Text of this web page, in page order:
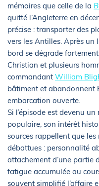
mémoires que celle de la
quitté l’Angleterre en
précise : transporter des
vers les Antilles. Après un
bord se dégrade
Christian et plusieurs
commandant William
bâtiment et abandonnent
embarcation ouverte.
Si l’épisode est devenu
populaire, son intérêt
sources rappellent que
débattues : personnalité
attachement d’une partie
fatigue accumulée au
souvent simplifié l’affaire